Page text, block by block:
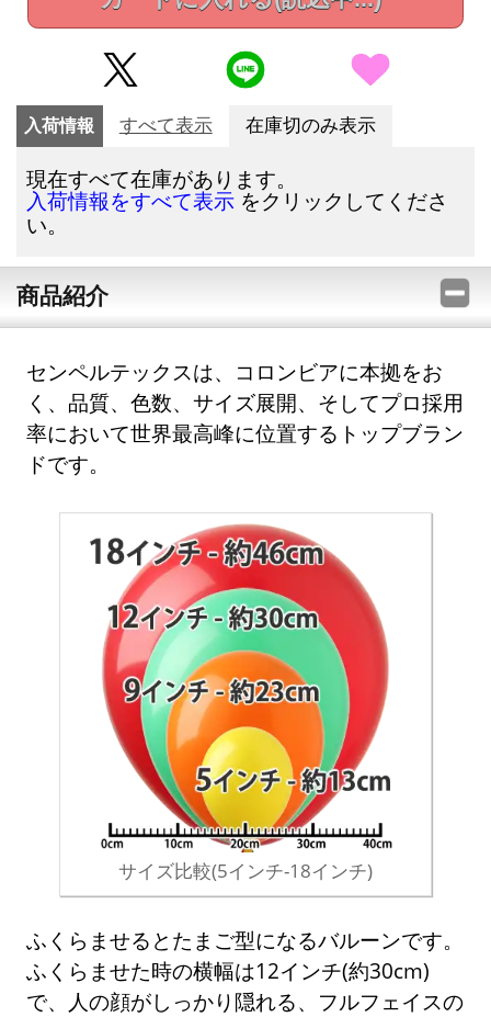
入荷情報 すべて表示 在庫切のみ表示
現在すべて在庫があります。
入荷情報をすべて表示 をクリックしてくださ
い。
商品紹介
センペルテックスは、コロンビアに本拠をお
く、品質、色数、サイズ展開、そしてプロ採用
率において世界最高峰に位置するトップブラン
ドです。
サイズ比較(5インチ-18インチ)
ふくらませるとたまご型になるバルーンです。
ふくらませた時の横幅は12インチ(約30cm)
で、人の顔がしっかり隠れる、フルフェイスの